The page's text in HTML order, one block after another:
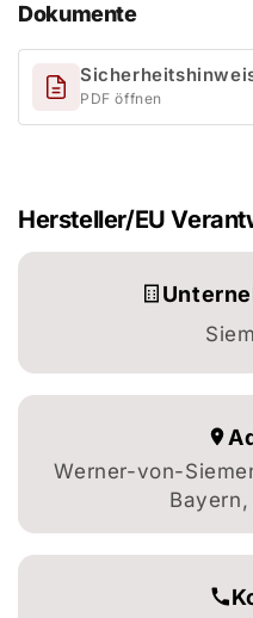
Dokumente
PDF öffnen
Hersteller/EU
Werner-von-